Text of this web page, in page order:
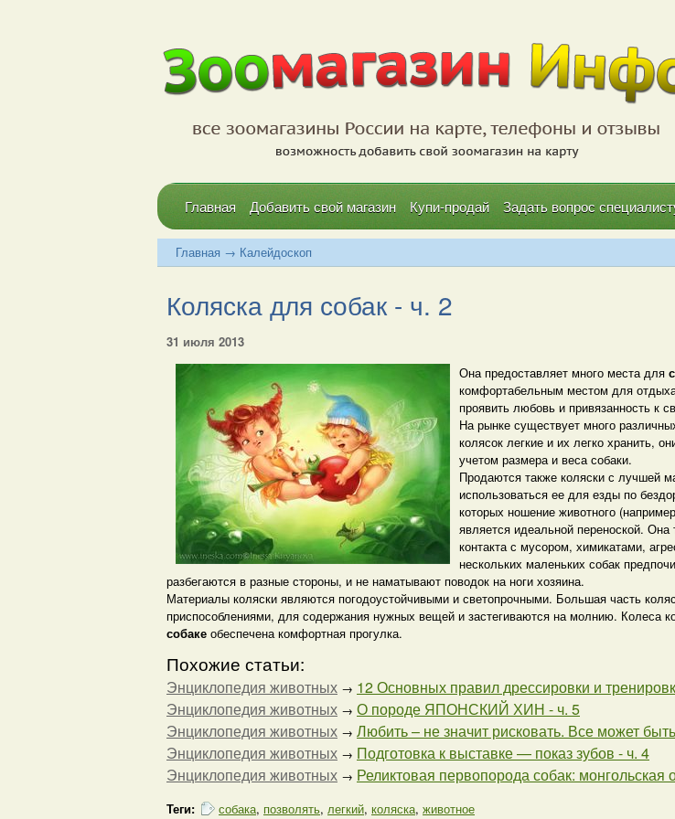
Главная Добавить свой магазин Купи-продай Задать вопрос
Главная → Калейдоскоп
Коляска для собак - ч. 2
31 июля 2013
Она предоставляет много места для
комфортабельным местом для
проявить любовь и привязанность к
На рынке существует много
колясок легкие и их легко хранить,
учетом размера и веса собаки.
Продаются также коляски с лучшей
использоваться ее для езды по
которых ношение животного
является идеальной переноской. Она
контакта с мусором, химикатами,
нескольких маленьких собак
разбегаются в разные стороны, и не наматывают поводок на ноги хозяина.
Материалы коляски являются погодоустойчивыми и светопрочными. Большая часть
приспособлениями, для содержания нужных вещей и застегиваются на молнию. Колеса
собаке обеспечена комфортная прогулка.
Похожие статьи:
Энциклопедия животных → 12 Основных правил дрессировки и
Энциклопедия животных → О породе ЯПОНСКИЙ ХИН - ч. 5
Энциклопедия животных → Любить – не значит рисковать. Все может
Энциклопедия животных → Подготовка к выставке — показ зубов - ч. 4
Энциклопедия животных → Реликтовая первопорода собак:
Теги: собака, позволять, легкий, коляска, животное